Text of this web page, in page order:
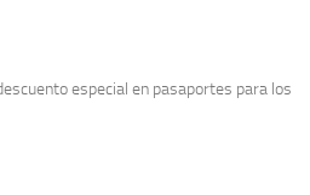
especial en pasaportes para los